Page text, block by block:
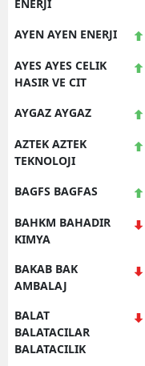
ENERJI
AYEN AYEN ENERJI
AYES AYES CELIK
HASIR VE CIT
AYGAZ AYGAZ
AZTEK AZTEK
TEKNOLOJI
BAGFS BAGFAS
BAHKM BAHADIR
KIMYA
BAKAB BAK
AMBALAJ
BALAT
BALATACILAR
BALATACILIK